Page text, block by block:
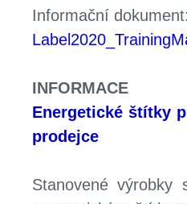
Informační
INFORMACE
Energetické štítky
prodejce
Stanovené výrobky